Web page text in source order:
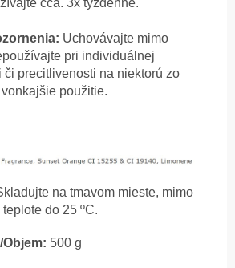
cca. 3x týždenne.
Uchovávajte mimo
pri individuálnej
či precitlivenosti na niektorú zo
použitie.
na tmavom mieste, mimo
do 25 ºC.
500 g